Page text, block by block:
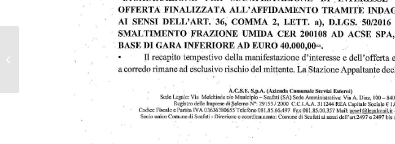
INDAGINE DI MERCATO
PER IL TRASPORTO E
SMALTIMENTO RIFIUTI